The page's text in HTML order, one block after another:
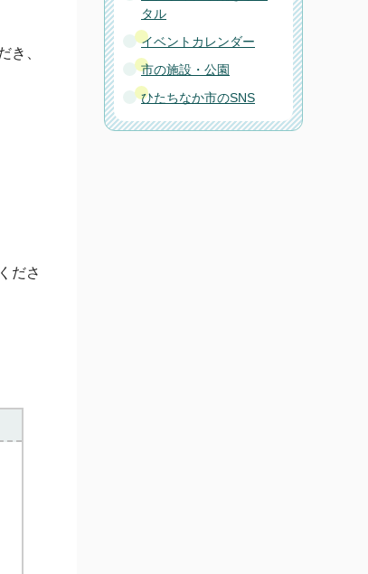
き、
ださ
タル
イベントカレンダー
市の施設・公園
ひたちなか市のSNS